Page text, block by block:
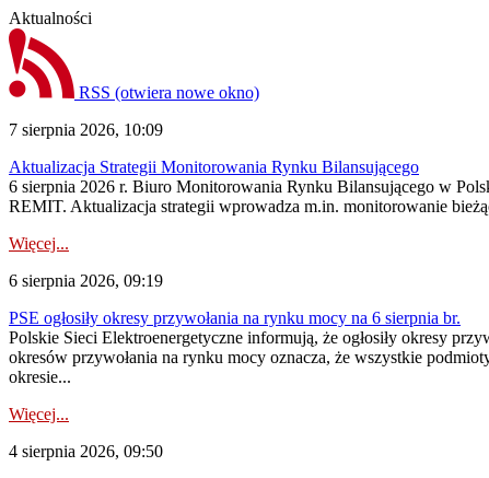
Aktualności
RSS (otwiera nowe okno)
7 sierpnia 2026, 10:09
Aktualizacja Strategii Monitorowania Rynku Bilansującego
6 sierpnia 2026 r. Biuro Monitorowania Rynku Bilansującego w
REMIT. Aktualizacja strategii wprowadza m.in. monitorowanie
Więcej...
6 sierpnia 2026, 09:19
PSE ogłosiły okresy przywołania na rynku mocy na 6 sierpnia br.
Polskie Sieci Elektroenergetyczne informują, że ogłosiły okresy
okresów przywołania na rynku mocy oznacza, że wszystkie
okresie...
Więcej...
4 sierpnia 2026, 09:50